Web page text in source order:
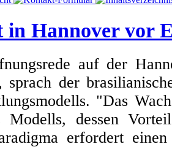
Hannover vor
auf der
sprach der
"Das
Modells, dessen
erfordert